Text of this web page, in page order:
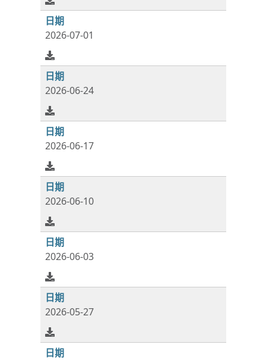
2026-07-01
2026-06-24
2026-06-17
2026-06-10
2026-06-03
2026-05-27